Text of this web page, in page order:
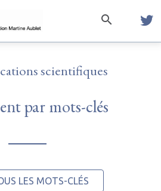
scientifiques
par mots-clés
LES MOTS-CLÉS